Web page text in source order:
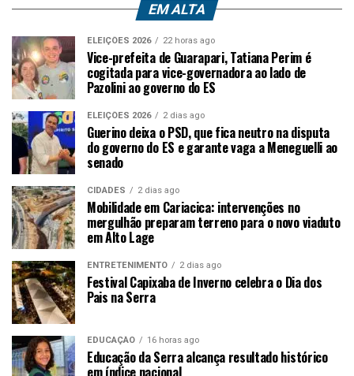
EM ALTA
ELEIÇÕES 2026 22 horas ago
Vice-prefeita de Guarapari, Tatiana Perim é
cogitada para vice-governadora ao lado de
Pazolini ao governo do ES
ELEIÇÕES 2026 2 dias ago
Guerino deixa o PSD, que fica neutro na disputa
do governo do ES e garante vaga a Meneguelli ao
senado
CIDADES 2 dias ago
Mobilidade em Cariacica: intervenções no
mergulhão preparam terreno para o novo viaduto
em Alto Lage
ENTRETENIMENTO 2 dias ago
Festival Capixaba de Inverno celebra o Dia dos
Pais na Serra
EDUCAÇÃO 16 horas ago
Educação da Serra alcança resultado histórico
em índice nacional